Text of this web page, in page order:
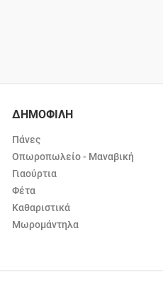
ΔΗΜΟΦΙΛΗ
Πάνες
Οπωροπωλείο - Μαναβική
Γιαούρτια
Φέτα
Καθαριστικά
Μωρομάντηλα